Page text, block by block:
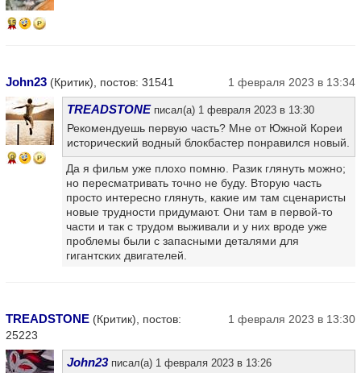
15
John23 (Критик), постов: 31541 1 февраля 2023 в 13:34
9
TREADSTONE писал(а) 1 февраля 2023 в 13:30
Рекомендуешь первую часть? Мне от Южной Кореи
исторический водный блокбастер понравился новый.
Да я фильм уже плохо помню. Разик глянуть можно;
но пересматривать точно не буду. Вторую часть
просто интересно глянуть, какие им там сценаристы
новые трудности придумают. Они там в первой-то
части и так с трудом выживали и у них вроде уже
проблемы были с запасными деталями для
гигантских двигателей.
TREADSTONE (Критик), постов:
25223
1 февраля 2023 в 13:30
John23писал(а) 1 февраля 2023 в 13:26